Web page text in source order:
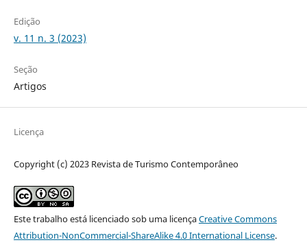
Edição
v. 11 n. 3 (2023)
Seção
Artigos
Licença
Copyright (c) 2023 Revista de Turismo Contemporâneo
Este trabalho está licenciado sob uma licençaCreative Commons
Attribution-NonCommercial-ShareAlike 4.0 International License.